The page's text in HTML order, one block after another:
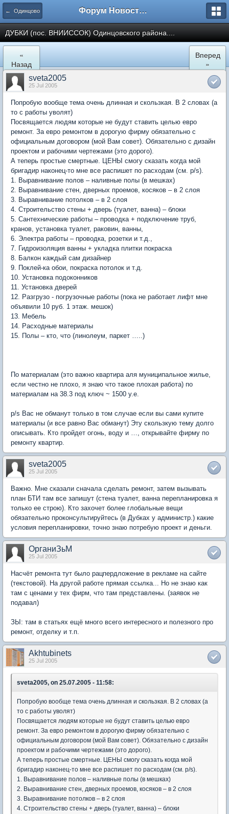
← Одинцово Форум Новостройки
ДУБКИ (пос. ВНИИССОК) Одинцовского района....
«
Назад
Вперед
»
sveta2005
25 Jul 2005
Попробую вообще тема очень длинная и скользкая. В 2 словах (а
то с работы уволят)
Посвящается людям которые не будут ставить целью евро
ремонт. За евро ремонтом в дорогую фирму обязательно с
официальным договором (мой Вам совет). Обязательно с дизайн
проектом и рабочими чертежами (это дорого).
А теперь простые смертные. ЦЕНЫ смогу сказать когда мой
бригадир наконец-то мне все распишет по расходам (см. p/s).
1. Выравнивание полов – наливные полы (в мешках)
2. Выравнивание стен, дверных проемов, косяков – в 2 слоя
3. Выравнивание потолков – в 2 слоя
4. Строительство стены + дверь (туалет, ванна) – блоки
5. Сантехнические работы – проводка + подключение труб,
кранов, установка туалет, раковин, ванны,
6. Электра работы – проводка, розетки и т.д.,
7. Гидроизоляция ванны + укладка плитки покраска
8. Балкон каждый сам дизайнер
9. Поклей-ка обои, покраска потолок и т.д.
10. Установка подоконников
11. Установка дверей
12. Разгрузо - погрузочные работы (пока не работает лифт мне
объявили 10 руб. 1 этаж. мешок)
13. Мебель
14. Расходные материалы
15. Полы – кто, что (линолеум, паркет …..)
По материалам (это важно квартира аля муниципальное жилье,
если честно не плохо, я знаю что такое плохая работа) по
материалам на 38.3 под ключ ~ 1500 у.е.
p/s Вас не обманут только в том случае если вы сами купите
материалы (и все равно Вас обманут) Эту скользкую тему долго
описывать. Кто пройдет огонь, воду и …, открывайте фирму по
ремонту квартир.
sveta2005
25 Jul 2005
Важно. Мне сказали сначала сделать ремонт, затем вызывать
план БТИ там все запишут (стена туалет, ванна перепланировка я
только ее строю). Кто захочет более глобальные вещи
обязательно проконсультируйтесь (в Дубках у администр.) какие
условия перепланировки, точно знаю потребую проект и деньги.
ОрганиЗьМ
25 Jul 2005
Насчёт ремонта тут было рацпердложение в рекламе на сайте
(текстовой). На другой работе прямая ссылка... Но не знаю как
там с ценами у тех фирм, что там представлены. (заявок не
подавал)
ЗЫ: там в статьях ещё много всего интересного и полезного про
ремонт, отделку и т.п.
Akhtubinets
25 Jul 2005
sveta2005, on 25.07.2005 - 11:58:
Попробую вообще тема очень длинная и скользкая. В 2 словах (а
то с работы уволят)
Посвящается людям которые не будут ставить целью евро
ремонт. За евро ремонтом в дорогую фирму обязательно с
официальным договором (мой Вам совет). Обязательно с дизайн
проектом и рабочими чертежами (это дорого).
А теперь простые смертные. ЦЕНЫ смогу сказать когда мой
бригадир наконец-то мне все распишет по расходам (см. p/s).
1. Выравнивание полов – наливные полы (в мешках)
2. Выравнивание стен, дверных проемов, косяков – в 2 слоя
3. Выравнивание потолков – в 2 слоя
4. Строительство стены + дверь (туалет, ванна) – блоки